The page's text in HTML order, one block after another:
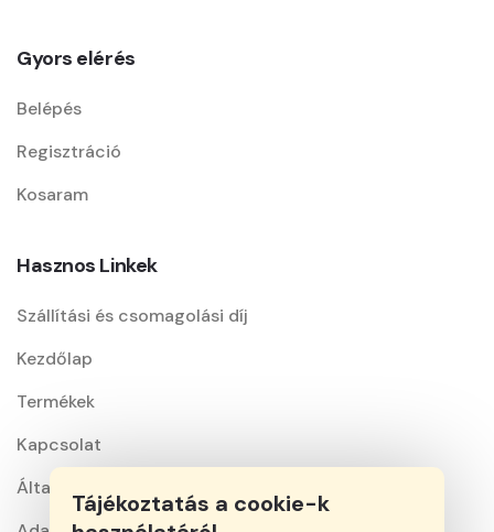
Gyors elérés
Belépés
Regisztráció
Kosaram
Hasznos Linkek
Szállítási és csomagolási díj
Kezdőlap
Termékek
Kapcsolat
Általános szerződési feltételek
Tájékoztatás a cookie-k